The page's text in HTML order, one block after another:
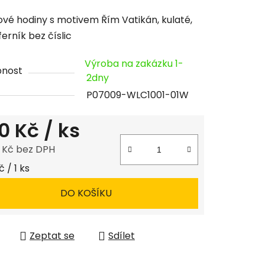
hodiny s motivem Řím Vatikán, kulaté,
bez číslic
Výroba na zakázku 1-
2dny
P07009-WLC1001-01W
Kč / ks
Kč bez DPH
cena:
/ 1 ks
DO KOŠÍKU
Zeptat se Sdílet